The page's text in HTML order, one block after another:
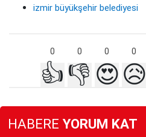
izmir büyükşehir belediyesi
0 0 0 0
👍 👎 😍😥
HABERE YORUM KAT